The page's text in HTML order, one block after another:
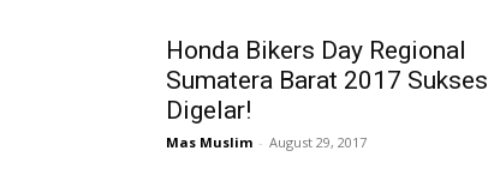
Honda Bikers Day Regional
Sumatera Barat 2017 Sukses
Digelar!
Mas Muslim - August 29, 2017